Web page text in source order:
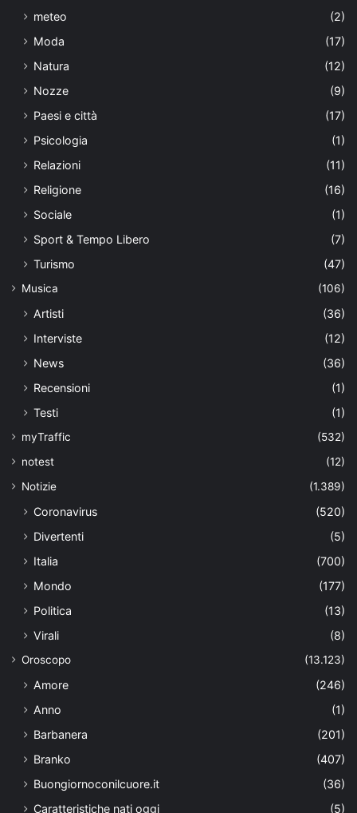
meteo
(2)
Moda
(17)
Natura
(12)
Nozze
(9)
Paesi e città
(17)
Psicologia
(1)
Relazioni
(11)
Religione
(16)
Sociale
(1)
Sport & Tempo Libero
(7)
Turismo
(47)
Musica (106)
Artisti
(36)
Interviste
(12)
News
(36)
Recensioni
(1)
Testi
(1)
myTraffic
(532)
notest
(12)
Notizie
(1.389)
Coronavirus
(520)
Divertenti
(5)
Italia
(700)
Mondo
(177)
Politica
(13)
Virali
(8)
Oroscopo (13.123)
Amore
(246)
Anno
(1)
Barbanera
(201)
Branko
(407)
Buongiornoconilcuore.it
(36)
Caratteristiche nati oggi
(5)